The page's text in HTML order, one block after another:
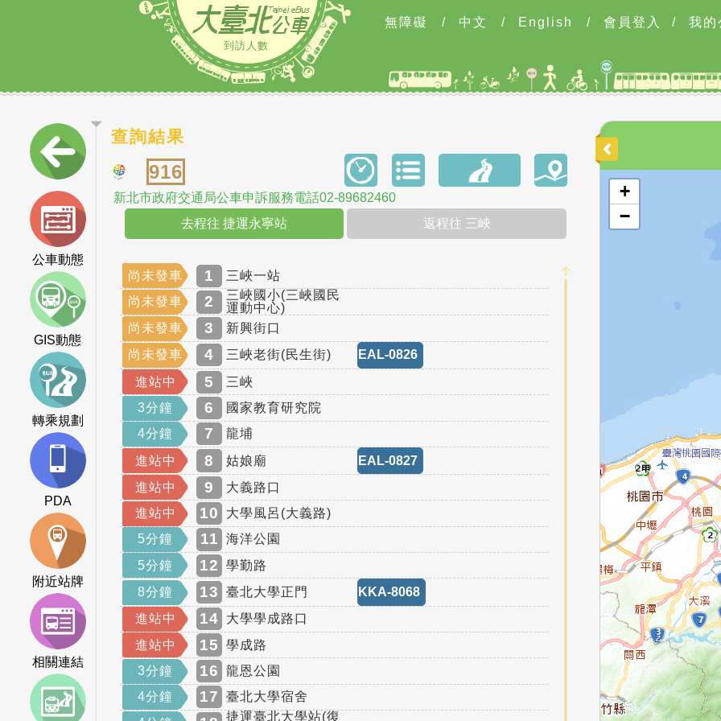
到訪人數
無障礙 / 中文 / English / 會員登入 / 我的
公車動態
GIS動態
轉乘規劃
PDA
附近站牌
相關連結
查詢結果
916
新北市政府交通局公車申訴服務電話02-89682460
去程往 捷運永寧站
返程往 三峽
尚未發車 1
三峽一站
尚未發車
2
三峽國小(三峽國民
運動中心)
尚未發車
3
新興街口
尚未發車
4 三峽老街(民生街)
EAL-0826
進站中
5
三峽
3分鐘
6
國家教育研究院
4分鐘
7
龍埔
進站中
8 姑娘廟
EAL-0827
進站中
9
大義路口
進站中
10
大學風呂(大義路)
5分鐘
11
海洋公園
5分鐘
12
學勤路
8分鐘
13 臺北大學正門
KKA-8068
進站中
14
大學學成路口
進站中
15
學成路
3分鐘
16
龍恩公園
4分鐘
17
臺北大學宿舍
捷運臺北大學站(復
開啟地圖
+
−